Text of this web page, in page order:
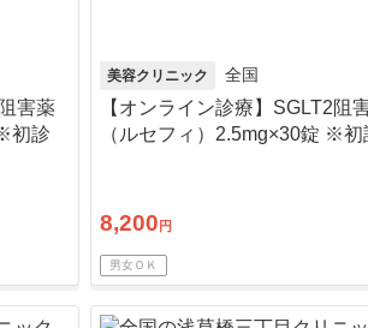
害薬
初診
美容クリニック 全国
【オンライン診療】SGLT2阻
（ルセフィ）2.5mg×30錠 ※初
8,200 円
男女ＯＫ